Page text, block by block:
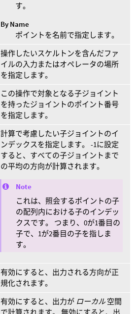
す。
By Name
ポイントを名前で指定します。
操作したいスケルトンを含んだファ
イルの入力またはオペレータの場所
を指定します。
この操作で対象となる子ジョイント
を持ったジョイントのポイント番号
を指定します。
計算で考慮したい子ジョイントのイ
ンデックスを指定します。 -1に設定
すると、すべての子ジョイントまで
の平均の方向が計算されます。
Note
これは、照会するポイントの子
の配列内における子のインデッ
クスです。 つまり、0が1番目の
子で、1が2番目の子を指しま
す。
有効にすると、出力される方向が正
規化されます。
有効にすると、出力が ローカル空間